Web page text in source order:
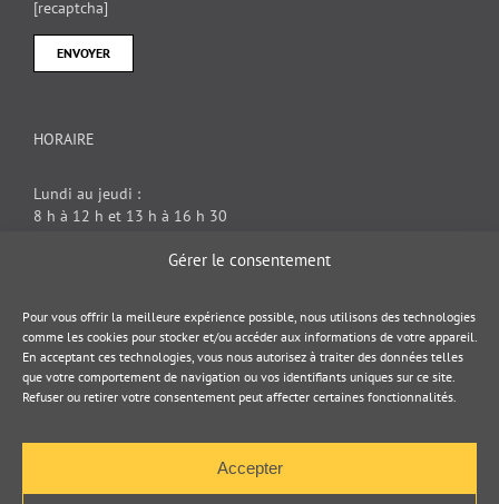
Gérer le consentement
Pour vous offrir la meilleure expérience possible, nous utilisons des technologies
comme les cookies pour stocker et/ou accéder aux informations de votre appareil.
En acceptant ces technologies, vous nous autorisez à traiter des données telles
que votre comportement de navigation ou vos identifiants uniques sur ce site.
Refuser ou retirer votre consentement peut affecter certaines fonctionnalités.
Accepter
[recaptcha]
HORAIRE
Lundi au jeudi :
8 h à 12 h et 13 h à 16 h 30
DOCUMENT JURIDIQUE
Politique de cookies